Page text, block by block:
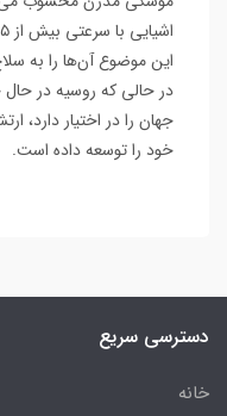
این موضوع آن‌ها را به
در حالی که روسیه در
جهان را در اختیار دارد،
خود را توسعه داده است.
دسترسی سریع
خانه